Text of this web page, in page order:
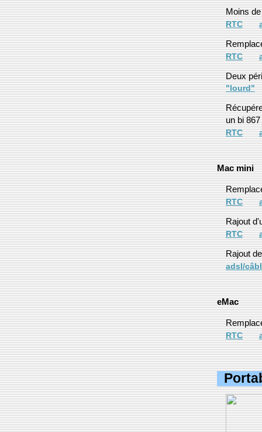
Moins
RTC
RTC
Deux
"lourd"
un bi
RTC
Mac mini
RTC
Rajout
RTC
Rajout
adsl/
eMac
RTC